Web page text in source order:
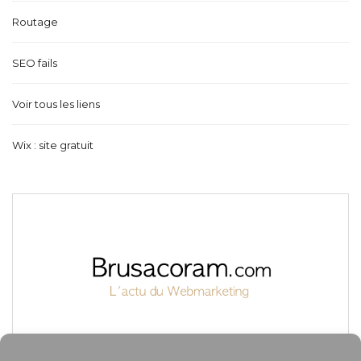
Routage
SEO fails
Voir tous les liens
Wix : site gratuit